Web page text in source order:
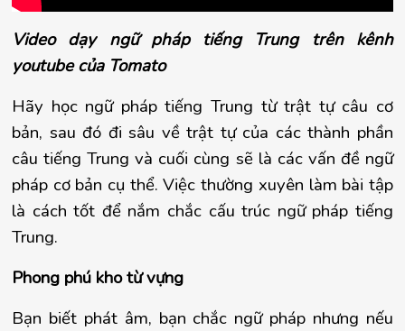
Video dạy ngữ pháp tiếng Trung trên kênh
youtube của Tomato
Hãy học ngữ pháp tiếng Trung từ trật tự câu cơ
bản, sau đó đi sâu về trật tự của các thành phần
câu tiếng Trung và cuối cùng sẽ là các vấn đề ngữ
pháp cơ bản cụ thể. Việc thường xuyên làm bài tập
là cách tốt để nắm chắc cấu trúc ngữ pháp tiếng
Trung.
Phong phú kho từ vựng
Bạn biết phát âm, bạn chắc ngữ pháp nhưng nếu